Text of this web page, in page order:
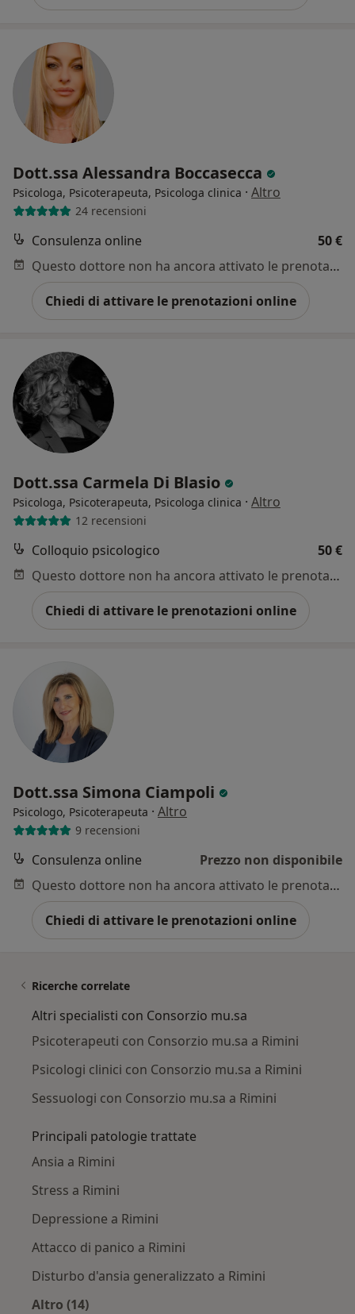
Dott.ssa Alessandra Boccasecca
Psicologa, Psicoterapeuta, Psicologa clinica · Altro
24 recensioni
Consulenza online
50 €
Questo dottore non ha ancora attivato le prenotazioni online presso questo indirizzo.
Chiedi di attivare le prenotazioni online
Dott.ssa Carmela Di Blasio
Psicologa, Psicoterapeuta, Psicologa clinica · Altro
12 recensioni
Colloquio psicologico
50 €
Questo dottore non ha ancora attivato le prenotazioni online presso questo indirizzo.
Chiedi di attivare le prenotazioni online
Dott.ssa Simona Ciampoli
Psicologo, Psicoterapeuta · Altro
9 recensioni
Consulenza online
Prezzo non disponibile
Questo dottore non ha ancora attivato le prenotazioni online presso questo indirizzo.
Chiedi di attivare le prenotazioni online
Ricerche correlate
Altri specialisti con Consorzio mu.sa
Psicoterapeuti con Consorzio mu.sa a Rimini
Psicologi clinici con Consorzio mu.sa a Rimini
Sessuologi con Consorzio mu.sa a Rimini
Principali patologie trattate
Ansia a Rimini
Stress a Rimini
Depressione a Rimini
Attacco di panico a Rimini
Disturbo d'ansia generalizzato a Rimini
Altro (14)